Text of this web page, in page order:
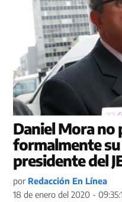
Daniel Mora no
formalmente
presidente del
por Redacción En Línea
18 de enero del 2020 -